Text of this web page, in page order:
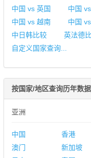
中国 vs 英国
中国
中国 vs 越南
中国
中日韩比较
英法德
自定义国家查询...
按国家/地区查询历年数据
亚洲
中国
香港
澳门
新加坡